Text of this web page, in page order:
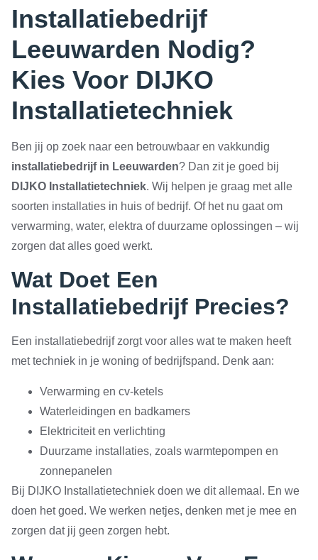
Installatiebedrijf
Leeuwarden Nodig?
Kies Voor DIJKO
Installatietechniek
Ben jij op zoek naar een betrouwbaar en vakkundig
installatiebedrijf in Leeuwarden? Dan zit je goed bij
DIJKO Installatietechniek. Wij helpen je graag met alle
soorten installaties in huis of bedrijf. Of het nu gaat om
verwarming, water, elektra of duurzame oplossingen – wij
zorgen dat alles goed werkt.
Wat Doet Een
Installatiebedrijf Precies?
Een installatiebedrijf zorgt voor alles wat te maken heeft
met techniek in je woning of bedrijfspand. Denk aan:
Verwarming en cv-ketels
Waterleidingen en badkamers
Elektriciteit en verlichting
Duurzame installaties, zoals warmtepompen en
zonnepanelen
Bij DIJKO Installatietechniek doen we dit allemaal. En we
doen het goed. We werken netjes, denken met je mee en
zorgen dat jij geen zorgen hebt.